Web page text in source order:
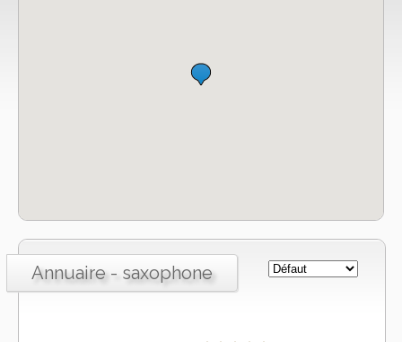
Annuaire - saxophone